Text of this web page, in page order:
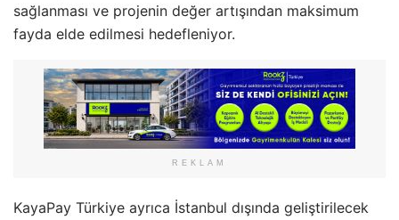
sağlanması ve projenin değer artışından maksimum
fayda elde edilmesi hedefleniyor.
REKLAM
KayaPay Türkiye ayrıca İstanbul dışında geliştirilecek